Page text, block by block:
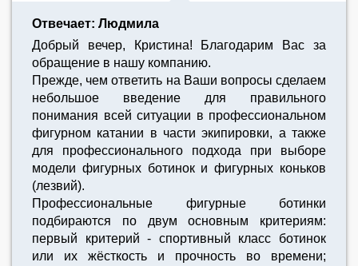
Отвечает: Людмила
Добрый вечер, Кристина! Благодарим Вас за
обращение в нашу компанию.
Прежде, чем ответить на Ваши вопросы сделаем
небольшое введение для правильного
понимания всей ситуации в профессиональном
фигурном катании в части экипировки, а также
для профессионального подхода при выборе
модели фигурных ботинок и фигурных коньков
(лезвий).
Профессиональные фигурные ботинки
подбираются по двум основным критериям:
первый критерий - спортивный класс ботинок
или их жёсткость и прочность во времени;